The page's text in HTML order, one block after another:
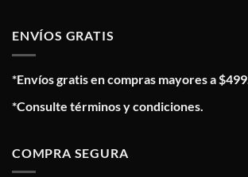
ENVÍOS GRATIS
*Envíos gratis en compras mayores a $499.
*Consulte términos y condiciones.
COMPRA SEGURA